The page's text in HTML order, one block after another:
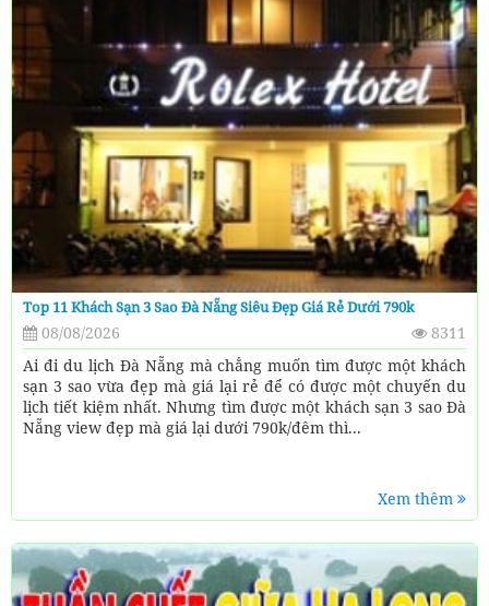
Top 11 Khách Sạn 3 Sao Đà Nẵng Siêu Đẹp Giá Rẻ Dưới 790k
08/08/2026
8311
Ai đi du lịch Đà Nẵng mà chẳng muốn tìm được một khách
sạn 3 sao vừa đẹp mà giá lại rẻ để có được một chuyến du
lịch tiết kiệm nhất. Nhưng tìm được một khách sạn 3 sao Đà
Nẵng view đẹp mà giá lại dưới 790k/đêm thì...
Xem thêm